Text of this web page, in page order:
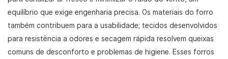
equilíbrio que exige engenharia precisa. Os materiais do forro
também contribuem para a usabilidade; tecidos desenvolvidos
para resistência a odores e secagem rápida resolvem queixas
comuns de desconforto e problemas de higiene. Esses forros